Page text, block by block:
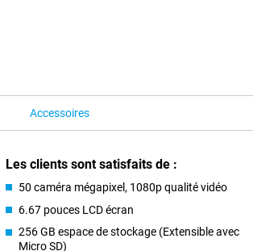
Accessoires
Les clients sont satisfaits de :
50 caméra mégapixel, 1080p qualité vidéo
6.67 pouces LCD écran
256 GB espace de stockage (Extensible avec
Micro SD)